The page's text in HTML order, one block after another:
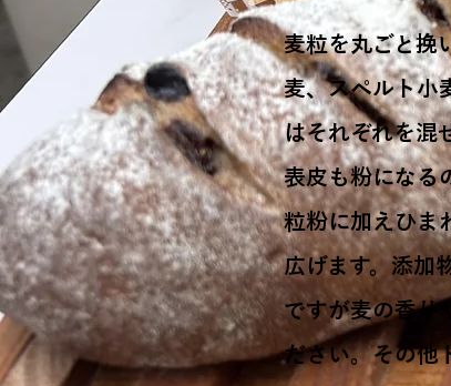
麦粒を丸ごと挽
麦、スペルト小
はそれぞれを混
表皮も粉になる
粒粉に加えひま
広げます。添加
ですが麦の香り
ださい。その他